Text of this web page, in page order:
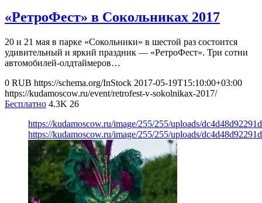
«РетроФест» в Сокольниках 2017
20 и 21 мая в парке «Сокольники» в шестой раз состоится
удивительный и яркий праздник — «РетроФест». Три сотни
автомобилей-олдтаймеров…
0 RUB https://schema.org/InStock 2017-05-19T15:10:00+03:00
https://kudamoscow.ru/event/retrofest-v-sokolnikax-2017/
Бесплатно 4.3K 26
https://kudamoscow.ru/image/255/255/uploads/
https://kudamoscow.ru/image/255/255/uploads/